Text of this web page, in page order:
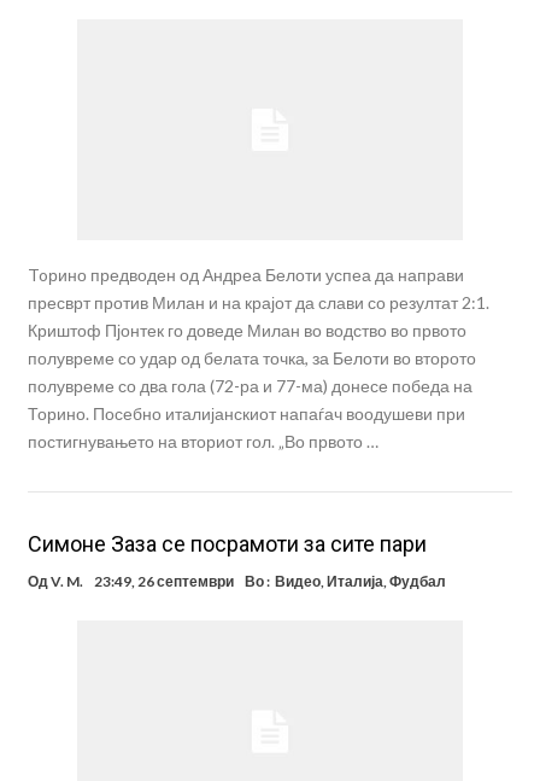
Toрино предводен од Андреа Белоти успеа да направи
пресврт против Милан и на крајот да слави со резултат 2:1.
Криштоф Пјонтек го доведе Милан во водство во првото
полувреме со удар од белата точка, за Белоти во второто
полувреме со два гола (72-ра и 77-ма) донесе победа на
Торино. Посебно италијанскиот напаѓач воодушеви при
постигнувањето на вториот гол. „Во првото …
Симоне Заза се посрамоти за сите пари
ОдV. M. 23:49, 26 септември Во : Видео,Италија,Фудбал